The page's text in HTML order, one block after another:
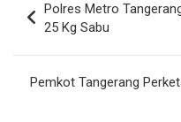
pos
Polres Metro
25 Kg Sabu
Pemkot Tangerang